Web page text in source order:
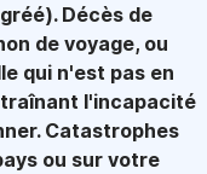
Décès de
de voyage, ou
qui n'est pas en
l'incapacité
Catastrophes
ou sur votre